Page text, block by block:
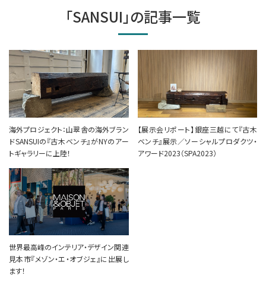
「SANSUI」の記事一覧
海外プロジェクト：山翠舎の海外ブラン
ドSANSUIの『古木ベンチ』がNYのアー
トギャラリーに上陸！
【展示会リポート】銀座三越にて『古木
ベンチ』展示／ソーシャルプロダクツ・
アワード2023（SPA2023）
世界最高峰のインテリア・デザイン関連
見本市『メゾン・エ・オブジェ』に出展し
ます！